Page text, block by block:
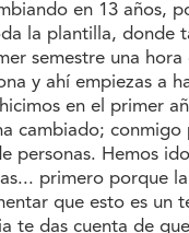
en 13 años,
la plantilla, donde
semestre una
y ahí empiezas a
en el primer
cambiado;
personas. Hemos
primero porque
que esto es un
te das cuenta de